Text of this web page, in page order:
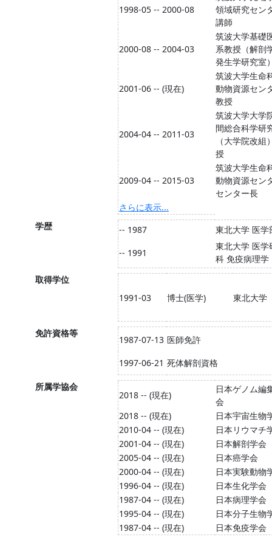
1998-05 -- 2000-08
領域研究セン
講師
2000-08 -- 2004-03
筑波大学基礎
系教授（解剖
発生学研究室
2001-06 -- (現在)
筑波大学生命
動物資源セン
教授
2004-04 -- 2011-03
筑波大学大学
間総合科学研
（大学院改組
授
2009-04 -- 2015-03
筑波大学生命
動物資源セン
センター長
さらに表示...
学歴
-- 1987
東北大学 医学
-- 1991
東北大学 医学
科 免疫病理学
取得学位
1991-03
博士(医学) 東北大学
免許資格等
1987-07-13 医師免許
1997-06-21 死体解剖資格
所属学協会
2018 -- (現在)
日本ゲノム編
会
2018 -- (現在)
日本宇宙生物
2010-04 -- (現在)
日本リウマチ
2001-04 -- (現在)
日本解剖学会
2005-04 -- (現在)
日本癌学会
2000-04 -- (現在)
日本実験動物
1996-04 -- (現在)
日本生化学会
1987-04 -- (現在)
日本病理学会
1995-04 -- (現在)
日本分子生物
1987-04 -- (現在)
日本免疫学会